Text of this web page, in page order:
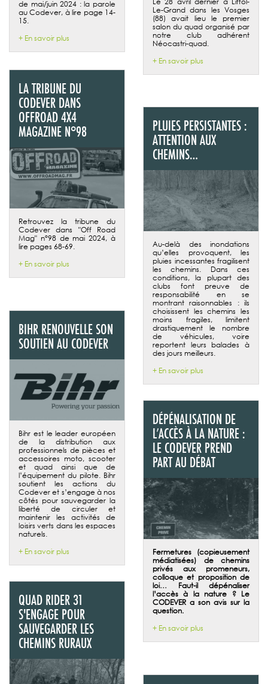
de mai/juin 2024 : la parole
au Codever, à lire page 14-
15.
+ En savoir plus
Le-Grand dans les Vosges
(88) avait lieu le premier
salon du quad organisé par
notre club adhérent
Néocastri-quad.
+ En savoir plus
LA TRIBUNE DU
CODEVER DANS
OFFROAD 4X4
MAGAZINE N°98
Retrouvez la tribune du
Codever dans "Off Road
Mag" n°98 de mai 2024, à
lire pages 68-69.
+ En savoir plus
PLUIES PERSISTANTES :
ATTENTION AUX
CHEMINS…
Au-delà des inondations
qu’elles provoquent, les
pluies incessantes fragilisent
les chemins. Dans ces
conditions, la plupart des
clubs font preuve de
responsabilité en se
montrant raisonnables : ils
choisissent les chemins les
moins fragiles, limitent
drastiquement le nombre
de véhicules, voire
reportent leurs balades à
des jours meilleurs.
+ En savoir plus
BIHR RENOUVELLE SON
SOUTIEN AU CODEVER
Bihr est le leader européen
de la distribution aux
professionnels de pièces et
accessoires moto, scooter
et quad ainsi que de
l’équipement du pilote. Bihr
soutient les actions du
Codever et s’engage à nos
côtés pour sauvegarder la
liberté de circuler et
maintenir les activités de
loisirs verts dans les espaces
naturels.
+ En savoir plus
DÉPÉNALISATION DE
L’ACCÈS À LA NATURE :
LE CODEVER PREND
PART AU DÉBAT
Fermetures (copieusement
médiatisées) de chemins
privés aux promeneurs,
colloque et proposition de
loi… Faut-il dépénaliser
l’accès à la nature ? Le
CODEVER a son avis sur la
question.
+ En savoir plus
QUAD RIDER 31
S'ENGAGE POUR
SAUVEGARDER LES
CHEMINS RURAUX